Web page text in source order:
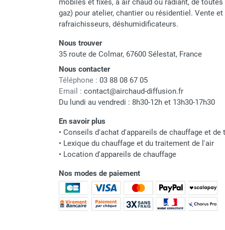
punaises de lit
Chauffage électrique infrarouge
Chauffage mobile au fioul et GNR
Chauffage fioul soufflant avec
cheminée et réservoir intégré
Chauffage fioul soufflant avec
cheminée à raccorder sur citerne
Chauffage fioul soufflant sans
cheminée à combustion directe
Chauffage fioul
infrarouge/rayonnant
Chauffage mobile au gaz propane /
Chauffage mobile au gaz à
combustion directe
Chauffage mobile au gaz à
combustion indirecte
mobiles et fixes, à air chaud ou radiant, de
gaz) pour atelier, chantier ou résidentiel. Vente
rafraichisseurs, déshumidificateurs.
Nous trouver
35 route de Colmar, 67600 Sélestat, France
Nous contacter
Téléphone : 03 88 08 67 05
Email : contact@airchaud-diffusion.fr
Du lundi au vendredi : 8h30-12h et 13h30-17h30
En savoir plus
• Conseils d'achat d'appareils de chauffage et de
• Lexique du chauffage et du traitement de l'air
• Location d'appareils de chauffage
Nos modes de paiement